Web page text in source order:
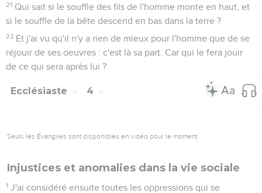
21 Qui sait si le souffle des fils de l'homme monte en haut, et
si le souffle de la bête descend en bas dans la terre ?
22 Et j'ai vu qu'il n'y a rien de mieux pour l'homme que de se
réjouir de ses oeuvres : c'est là sa part. Car qui le fera jouir
de ce qui sera après lui ?
Ecclésiaste 4
Seuls les Évangiles sont disponibles en vidéo pour le moment.
Injustices et anomalies dans la vie sociale
1 J'ai considéré ensuite toutes les oppressions qui se